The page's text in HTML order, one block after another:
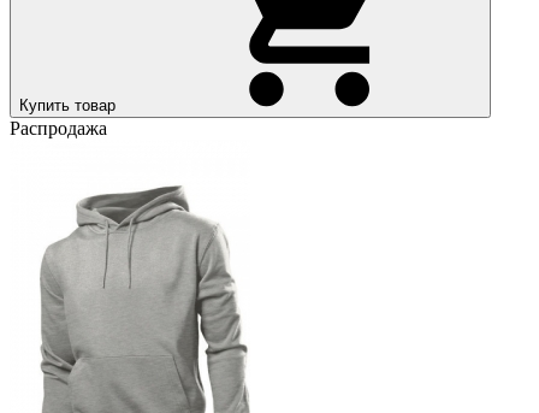
Купить товар
Распродажа